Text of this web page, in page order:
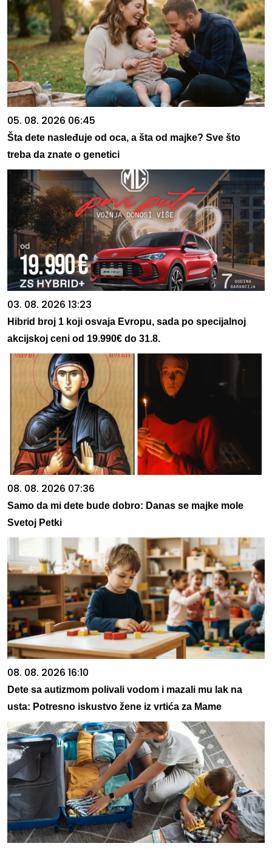
05. 08. 2026 06:45
Šta dete nasleđuje od oca, a šta od majke? Sve što
treba da znate o genetici
03. 08. 2026 13:23
Hibrid broj 1 koji osvaja Evropu, sada po specijalnoj
akcijskoj ceni od 19.990€ do 31.8.
08. 08. 2026 07:36
Samo da mi dete bude dobro: Danas se majke mole
Svetoj Petki
08. 08. 2026 16:10
Dete sa autizmom polivali vodom i mazali mu lak na
usta: Potresno iskustvo žene iz vrtića za Mame